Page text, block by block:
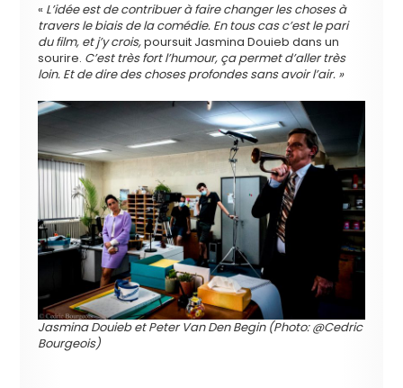
« L’idée est de contribuer à faire changer les choses à
travers le biais de la comédie. En tous cas c’est le pari
du film, et j’y crois,poursuit Jasmina Douieb dans un
sourire. C’est très fort l’humour, ça permet d’aller très
loin. Et de dire des choses profondes sans avoir l’air. »
Jasmina Douieb et Peter Van Den Begin (Photo: @Cedric
Bourgeois)